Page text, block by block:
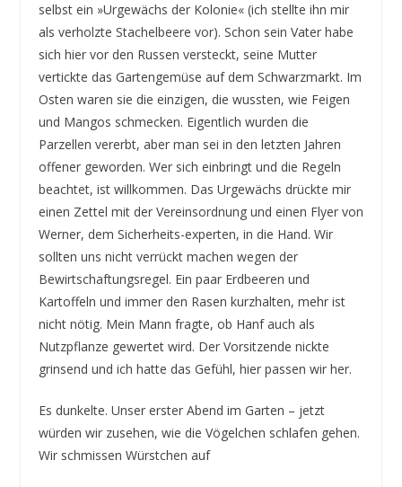
selbst ein »Urgewächs der Kolonie« (ich stellte ihn mir
als verholzte Stachelbeere vor). Schon sein Vater habe
sich hier vor den Russen versteckt, seine Mutter
vertickte das Gartengemüse auf dem Schwarzmarkt. Im
Osten waren sie die einzigen, die wussten, wie Feigen
und Mangos schmecken. Eigentlich wurden die
Parzellen vererbt, aber man sei in den letzten Jahren
offener geworden. Wer sich einbringt und die Regeln
beachtet, ist willkommen. Das Urgewächs drückte mir
einen Zettel mit der Vereinsordnung und einen Flyer von
Werner, dem Sicherheits-experten, in die Hand. Wir
sollten uns nicht verrückt machen wegen der
Bewirtschaftungsregel. Ein paar Erdbeeren und
Kartoffeln und immer den Rasen kurzhalten, mehr ist
nicht nötig. Mein Mann fragte, ob Hanf auch als
Nutzpflanze gewertet wird. Der Vorsitzende nickte
grinsend und ich hatte das Gefühl, hier passen wir her.
Es dunkelte. Unser erster Abend im Garten – jetzt
würden wir zusehen, wie die Vögelchen schlafen gehen.
Wir schmissen Würstchen auf